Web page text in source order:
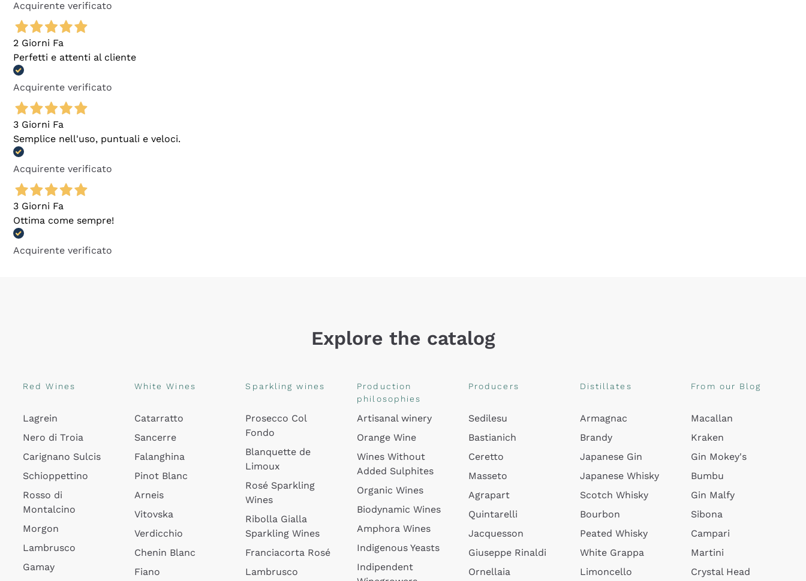
Acquirente verificato
2 Giorni Fa
Perfetti e attenti al cliente
Acquirente verificato
3 Giorni Fa
Semplice nell'uso, puntuali e veloci.
Acquirente verificato
3 Giorni Fa
Ottima come sempre!
Acquirente verificato
Explore the catalog
Red Wines
Lagrein
Nero di Troia
Carignano Sulcis
Schioppettino
Rosso di
Montalcino
Morgon
Lambrusco
Gamay
White Wines
Catarratto
Sancerre
Falanghina
Pinot Blanc
Arneis
Vitovska
Verdicchio
Chenin Blanc
Fiano
Sparkling wines
Prosecco Col
Fondo
Blanquette de
Limoux
Rosé Sparkling
Wines
Ribolla Gialla
Sparkling Wines
Franciacorta Rosé
Lambrusco
Production
philosophies
Artisanal winery
Orange Wine
Wines Without
Added Sulphites
Organic Wines
Biodynamic Wines
Amphora Wines
Indigenous Yeasts
Indipendent
Producers
Sedilesu
Bastianich
Ceretto
Masseto
Agrapart
Quintarelli
Jacquesson
Giuseppe Rinaldi
Ornellaia
Distillates
Armagnac
Brandy
Japanese Gin
Japanese Whisky
Scotch Whisky
Bourbon
Peated Whisky
White Grappa
Limoncello
From our Blog
Macallan
Kraken
Gin Mokey's
Bumbu
Gin Malfy
Sibona
Campari
Martini
Crystal Head